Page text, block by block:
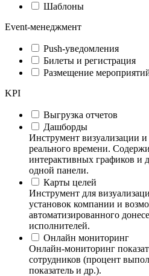
Шаблоны
Event-менеджмент
Push-уведомления
Билеты и регистрация
Размещение
KPI
Выгрузка отчетов
Дашборды
Инструмент визуализации
реального времени.
интерактивных графиков и
одной панели.
Карты целей
Инструмент для
установок компании и
автоматизированного
исполнителей.
Онлайн мониторинг
Онлайн-мониторинг
сотрудников (процент
показатель и др.).